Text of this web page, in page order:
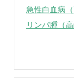
急性白血病（
リンパ腫（高